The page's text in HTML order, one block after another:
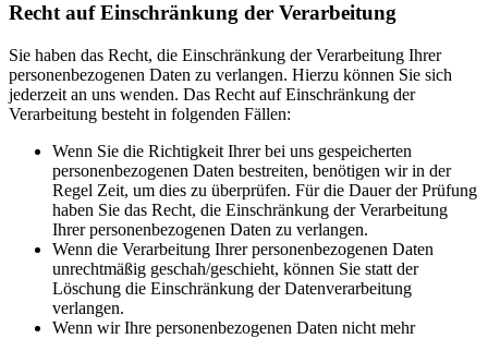
Recht auf Einschränkung der Verarbeitung
Sie haben das Recht, die Einschränkung der Verarbeitung Ihrer
personenbezogenen Daten zu verlangen. Hierzu können Sie sich
jederzeit an uns wenden. Das Recht auf Einschränkung der
Verarbeitung besteht in folgenden Fällen:
Wenn Sie die Richtigkeit Ihrer bei uns gespeicherten
personenbezogenen Daten bestreiten, benötigen wir in der
Regel Zeit, um dies zu überprüfen. Für die Dauer der Prüfung
haben Sie das Recht, die Einschränkung der Verarbeitung
Ihrer personenbezogenen Daten zu verlangen.
Wenn die Verarbeitung Ihrer personenbezogenen Daten
unrechtmäßig geschah/geschieht, können Sie statt der
Löschung die Einschränkung der Datenverarbeitung
verlangen.
Wenn wir Ihre personenbezogenen Daten nicht mehr